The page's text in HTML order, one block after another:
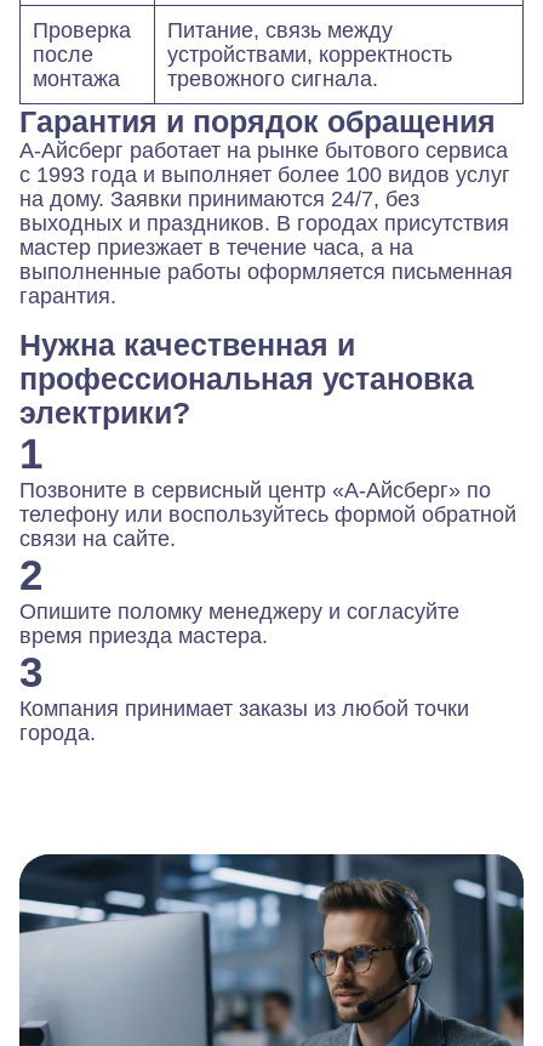
Проверка
после
монтажа
Питание, связь между
устройствами, корректность
тревожного сигнала.
Гарантия и порядок обращения
А-Айсберг работает на рынке бытового сервиса
с 1993 года и выполняет более 100 видов услуг
на дому. Заявки принимаются 24/7, без
выходных и праздников. В городах присутствия
мастер приезжает в течение часа, а на
выполненные работы оформляется письменная
гарантия.
Нужна качественная и
профессиональная установка
электрики?
1
Позвоните в сервисный центр «А-Айсберг» по
телефону или воспользуйтесь формой обратной
связи на сайте.
2
Опишите поломку менеджеру и согласуйте
время приезда мастера.
3
Компания принимает заказы из любой точки
города.